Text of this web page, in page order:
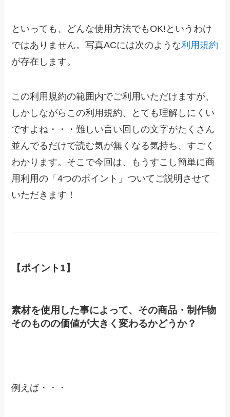
といっても、どんな使用方法でもOK!というわけ
ではありません。写真ACには次のような利用規約
が存在します。
この利用規約の範囲内でご利用いただけますが、
しかしながらこの利用規約、とても理解しにくい
ですよね・・・難しい言い回しの文字がたくさん
並んでるだけで読む気が無くなる気持ち、すごく
わかります。そこで今回は、もうすこし簡単に商
用利用の「4つのポイント」ついてご説明させて
いただきます！
【ポイント1】
素材を使用した事によって、その商品・制作物
そのものの価値が大きく変わるかどうか？
例えば・・・